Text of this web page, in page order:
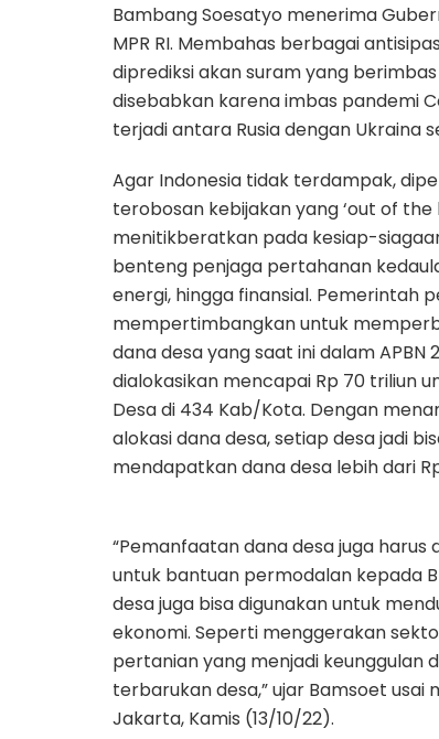
Bambang Soesatyo menerima
MPR RI. Membahas berbagai
diprediksi akan suram yang
disebabkan karena imbas pandemi
terjadi antara Rusia dengan Ukraina
Agar Indonesia tidak terdampak,
terobosan kebijakan yang ‘out of the
menitikberatkan pada kesiap-
benteng penjaga pertahanan
energi, hingga finansial. Pemerintah
mempertimbangkan untuk
dana desa yang saat ini dalam APBN
dialokasikan mencapai Rp 70 triliun
Desa di 434 Kab/Kota. Dengan
alokasi dana desa, setiap desa jadi
mendapatkan dana desa lebih dari
“Pemanfaatan dana desa juga harus
untuk bantuan permodalan kepada
desa juga bisa digunakan untuk
ekonomi. Seperti menggerakan
pertanian yang menjadi keunggulan
terbarukan desa,” ujar Bamsoet usai
Jakarta, Kamis (13/10/22).